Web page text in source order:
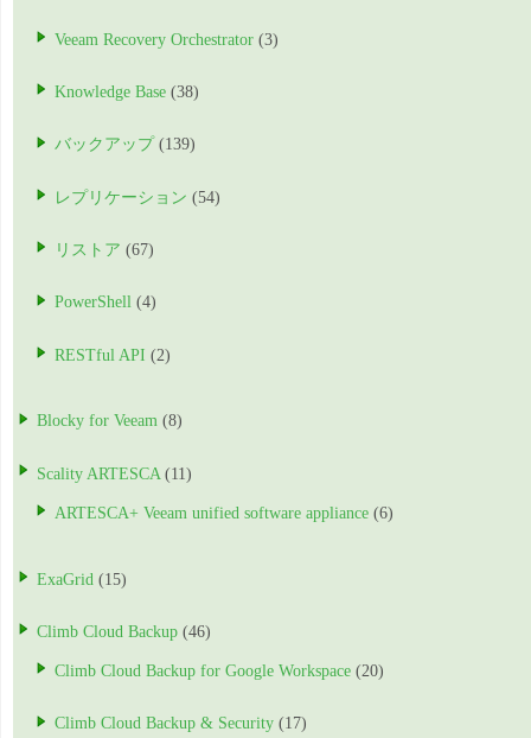
Veeam Recovery Orchestrator (3)
Knowledge Base (38)
バックアップ (139)
レプリケーション (54)
リストア (67)
PowerShell (4)
RESTful API (2)
Blocky for Veeam (8)
Scality ARTESCA (11)
ARTESCA+ Veeam unified software appliance (6)
ExaGrid (15)
Climb Cloud Backup (46)
Climb Cloud Backup for Google Workspace (20)
Climb Cloud Backup & Security (17)